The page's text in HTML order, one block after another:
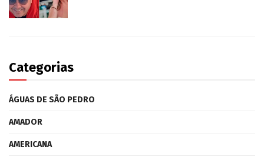
Categorias
ÁGUAS DE SÃO PEDRO
AMADOR
AMERICANA